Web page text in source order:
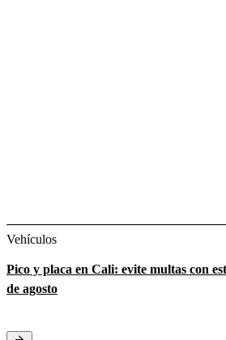
Vehículos
Pico y placa en Cali: evite multas con
de agosto